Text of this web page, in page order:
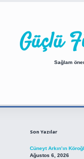
Güçlü
Sağlam
Son Yazılar
Cüneyt Arkın’ın
Ağustos 6, 2026